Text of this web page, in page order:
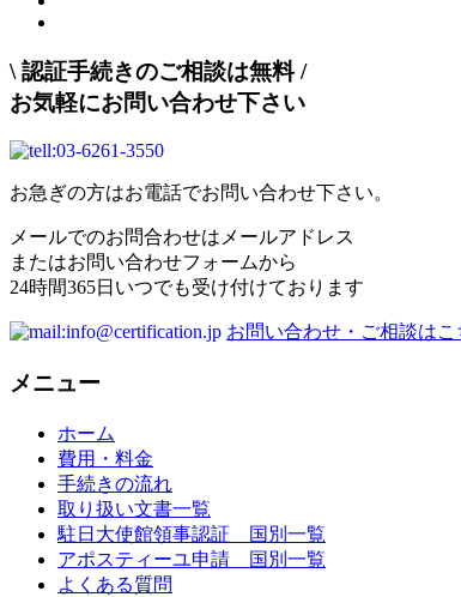
\ 認証手続きのご相談は無料/
お気軽にお問い合わせ下さい
お急ぎの方はお電話でお問い合わせ下さい。
メールでのお問合わせはメールアドレス
またはお問い合わせフォームから
24時間365日いつでも受け付けております
お問い合わせ・ご相談はこ
メニュー
ホーム
費用・料金
手続きの流れ
取り扱い文書一覧
駐日大使館領事認証 国別一覧
アポスティーユ申請 国別一覧
よくある質問